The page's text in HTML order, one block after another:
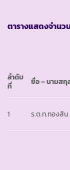
ตารางแสดงจำน
ลำดับ
ที่
ชื่อ – นามสกุ
1 ร.ต.ท.ทองสิน